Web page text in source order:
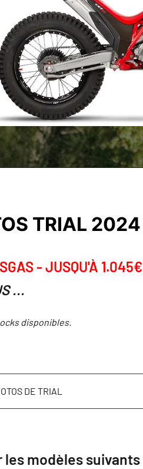
TRIAL
- JUSQU'À 1.045€
...
disponibles.
DE TRIAL
les modèles suivants